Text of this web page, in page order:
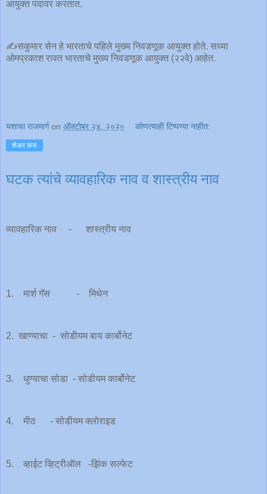
आयुक्त पदावर करतात.
✍️सकुमार सेन हे भारताचे पहिले मुख्य निवडणूक आयुक्त होते. सध्या
ओमप्रकाश रावत भारताचे मुख्य निवडणूक आयुक्त (२२वे) आहेत.
यशाचा राजमार्ग on ऑक्टोबर २४, २०२० कोणत्याही टिप्पण्‍या नाहीत:
शेअर करा
घटक त्यांचे व्यावहारिक नाव व शास्त्रीय नाव
व्यावहारिक नाव - शास्त्रीय नाव
1. मार्श गॅस - मिथेन
2. खाण्याचा - सोडीयम बाय कार्बोनेट
3. धुण्याचा सोडा - सोडीयम कार्बोनेट
4. मीठ - सोडीयम क्लोराइड
5. व्हाईट व्हिट्रीऑल -झिंक सल्फेट